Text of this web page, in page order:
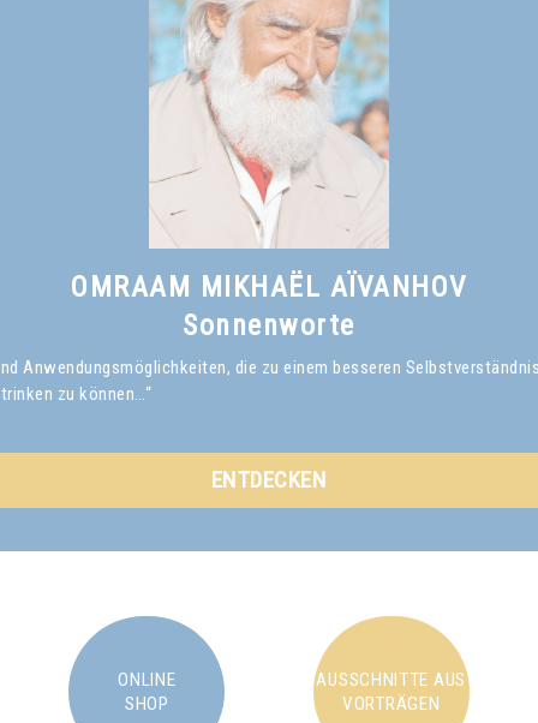
OMRAAM MIKHAËL AÏVANHOV
Sonnenworte
Anwendungsmöglichkeiten, die zu einem besseren
zu können…“
ENTDECKEN
ONLINE
SHOP
AUSSCHNITTE AUS
VORTRÄGEN